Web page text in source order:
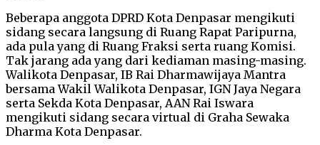
Beberapa anggota DPRD Kota Denpasar mengikuti
sidang secara langsung di Ruang Rapat Paripurna,
ada pula yang di Ruang Fraksi serta ruang Komisi.
Tak jarang ada yang dari kediaman masing-masing.
Walikota Denpasar, IB Rai Dharmawijaya Mantra
bersama Wakil Walikota Denpasar, IGN Jaya Negara
serta Sekda Kota Denpasar, AAN Rai Iswara
mengikuti sidang secara virtual di Graha Sewaka
Dharma Kota Denpasar.